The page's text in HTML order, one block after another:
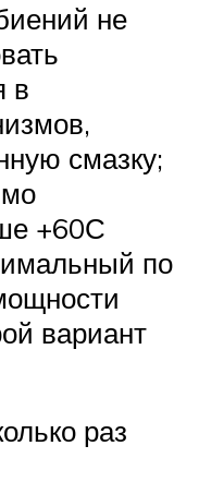
не
в
смазку;
+60С
по
вариант
раз